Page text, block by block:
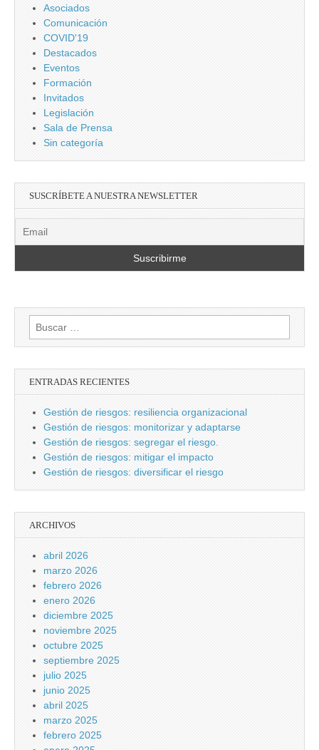
Asociados
Comunicación
COVID'19
Destacados
Eventos
Formación
Invitados
Legislación
Sala de Prensa
Sin categoría
SUSCRÍBETE A NUESTRA NEWSLETTER
Buscar:
ENTRADAS RECIENTES
Gestión de riesgos: resiliencia organizacional
Gestión de riesgos: monitorizar y adaptarse
Gestión de riesgos: segregar el riesgo.
Gestión de riesgos: mitigar el impacto
Gestión de riesgos: diversificar el riesgo
ARCHIVOS
abril 2026
marzo 2026
febrero 2026
enero 2026
diciembre 2025
noviembre 2025
octubre 2025
septiembre 2025
julio 2025
junio 2025
abril 2025
marzo 2025
febrero 2025